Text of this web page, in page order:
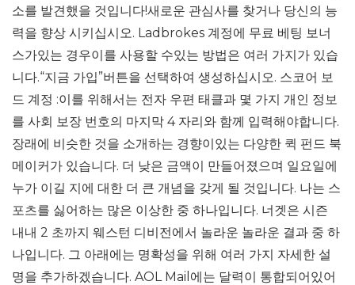
소를 발견했을 것입니다!새로운 관심사를 찾거나 당신의 능
력을 향상 시키십시오. Ladbrokes 계정에 무료 베팅 보너
스가있는 경우이를 사용할 수있는 방법은 여러 가지가 있습
니다.“지금 가입”버튼을 선택하여 생성하십시오. 스코어 보
드 계정 :이를 위해서는 전자 우편 태클과 몇 가지 개인 정보
를 사회 보장 번호의 마지막 4 자리와 함께 입력해야합니다.
장래에 비슷한 것을 소개하는 경향이있는 다양한 퀵 펀드 북
메이커가 있습니다. 더 낮은 금액이 만들어졌으며 일요일에
누가 이길 지에 대한 더 큰 개념을 갖게 될 것입니다. 나는 스
포츠를 싫어하는 많은 이상한 중 하나입니다. 너겟은 시즌
내내 2 초까지 웨스턴 디비전에서 놀라운 놀라운 결과 중 하
나입니다. 그 아래에는 명확성을 위해 여러 가지 자세한 설
명을 추가하겠습니다. AOL Mail에는 달력이 통합되어있어